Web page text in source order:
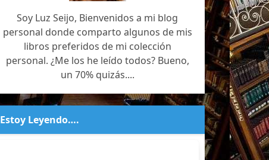
Soy Luz Seijo, Bienvenidos a mi blog
personal donde comparto algunos de mis
libros preferidos de mi colección
personal. ¿Me los he leído todos? Bueno,
un 70% quizás....
Estoy Leyendo….